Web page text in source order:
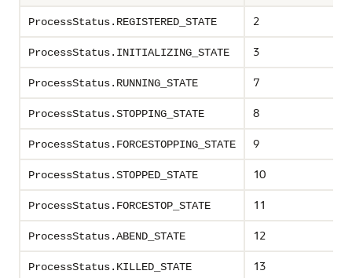
ProcessStatus.REGISTERED_STATE 2
ProcessStatus.INITIALIZING_STATE 3
ProcessStatus.RUNNING_STATE 7
ProcessStatus.STOPPING_STATE 8
ProcessStatus.FORCESTOPPING_STATE 9
ProcessStatus.STOPPED_STATE 10
ProcessStatus.FORCESTOP_STATE 11
ProcessStatus.ABEND_STATE 12
ProcessStatus.KILLED_STATE 13